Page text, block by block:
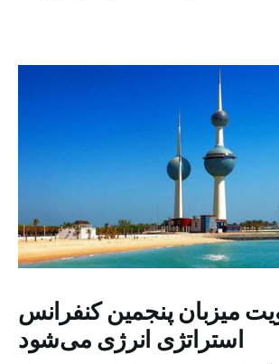
میزبان پنجمین کنفرانس
استراتژی انرژی می‌شود